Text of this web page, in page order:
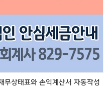
상태표와 손익계산서 자동작성